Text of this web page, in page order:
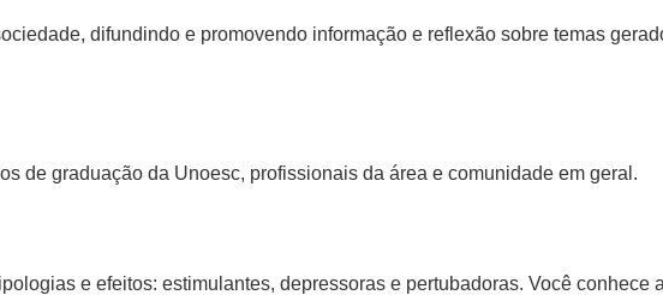
difundindo e promovendo informação e reflexão sobre temas
de graduação da Unoesc, profissionais da área e comunidade em geral.
e efeitos: estimulantes, depressoras e pertubadoras. Você conhece